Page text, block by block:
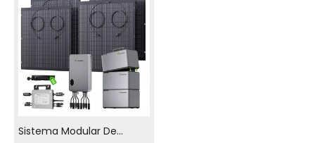
Sistema Modular De